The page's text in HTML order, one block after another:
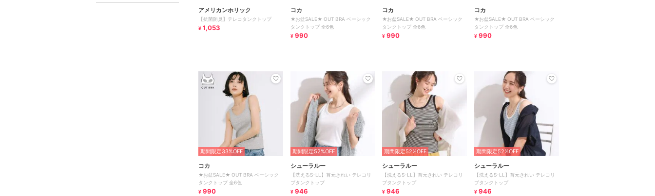
アメリカンホリック
【抗菌防臭】テレコタンクトップ
¥ 1,053
コカ
★お盆SALE★ OUT BRA ベーシック
タンクトップ 全6色
¥ 990
コカ
★お盆SALE★ OUT BRA ベーシック
タンクトップ 全6色
¥ 990
コカ
★お盆SALE★ OUT BRA ベーシック
タンクトップ 全6色
¥ 990
期間限定33%OFF
コカ
★お盆SALE★ OUT BRA ベーシック
タンクトップ 全6色
¥ 990
期間限定52%OFF
シューラルー
【洗えるS-LL】首元きれい テレコリ
ブタンクトップ
¥ 946
期間限定52%OFF
シューラルー
【洗えるS-LL】首元きれい テレコリ
ブタンクトップ
¥ 946
期間限定52%OFF
シューラルー
【洗えるS-LL】首元きれい テレコリ
ブタンクトップ
¥ 946